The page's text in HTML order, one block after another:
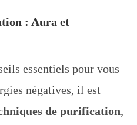
: Aura et
essentiels pour vous
négatives, il est
de purification,